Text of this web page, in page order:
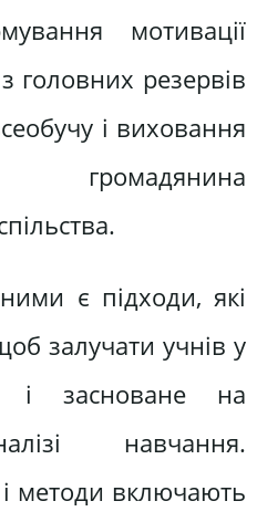
мотивації
головних резервів
і виховання
є підходи, які
залучати учнів у
і засноване на
навчання.
методи включають